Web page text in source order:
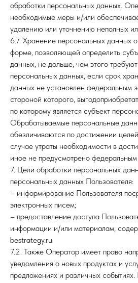
обработки персональных данных.
необходимые меры и/или
удалению или уточнению неполных
6.7. Хранение персональных данных
форме, позволяющей определить
данных, не дольше, чем этого
персональных данных, если срок
данных не установлен федеральным
стороной которого,
по которому является субъект
Обрабатываемые персональные
обезличиваются по достижении
случае утраты необходимости в
иное не предусмотрено
7. Цели обработки персональных
персональных данных Пользователя:
– информирование Пользователя
электронных писем;
– предоставление доступа
информации и/или материалам,
bestrategy.ru
7.2. Также Оператор имеет право
уведомления о новых продуктах и
предложениях и различных событиях.